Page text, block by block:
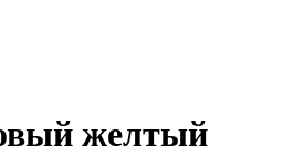
желтый